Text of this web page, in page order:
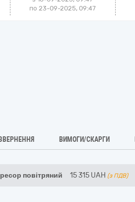
по 23-09-2025, 09:47
ВИМОГИ/СКАРГИ
повітряний 15 315 UAH (з ПДВ)